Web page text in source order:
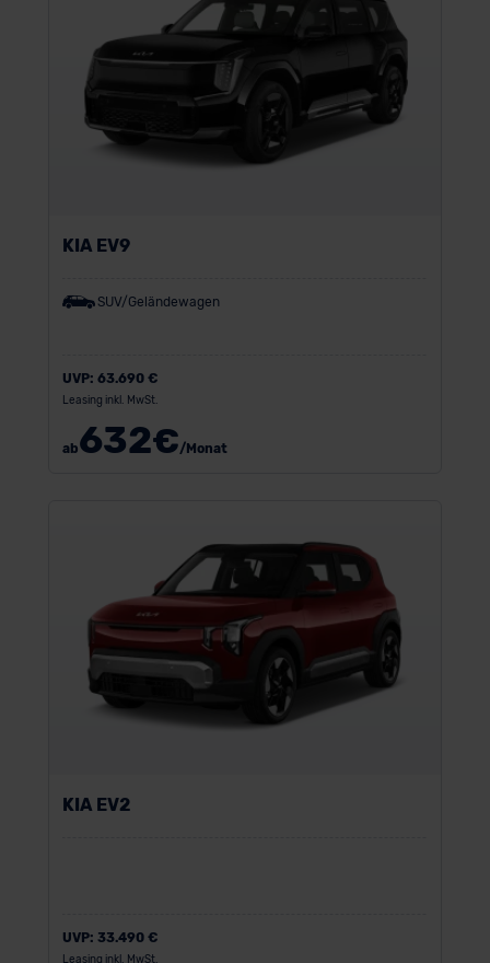
KIA EV9
SUV/Geländewagen
UVP: 63.690 €
Leasing inkl. MwSt.
ab632€/Monat
KIA EV2
UVP: 33.490 €
Leasing inkl. MwSt.